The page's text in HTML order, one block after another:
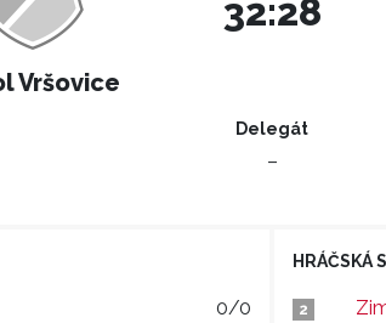
Vršovice
32:28
Delegát
–
0/0
HRÁČSKÁ
2